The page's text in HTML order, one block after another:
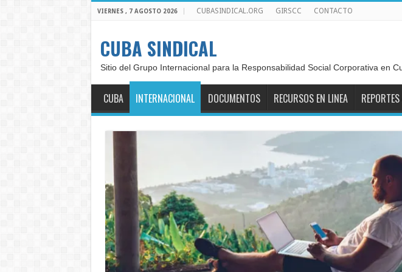
VIERNES , 7 AGOSTO 2026 CUBASINDICAL.ORG GIRSCC CONTACTO
CUBA SINDICAL
Sitio del Grupo Internacional para la Responsabilidad Social Corporativa en
CUBA INTERNACIONAL DOCUMENTOS RECURSOS EN LINEA